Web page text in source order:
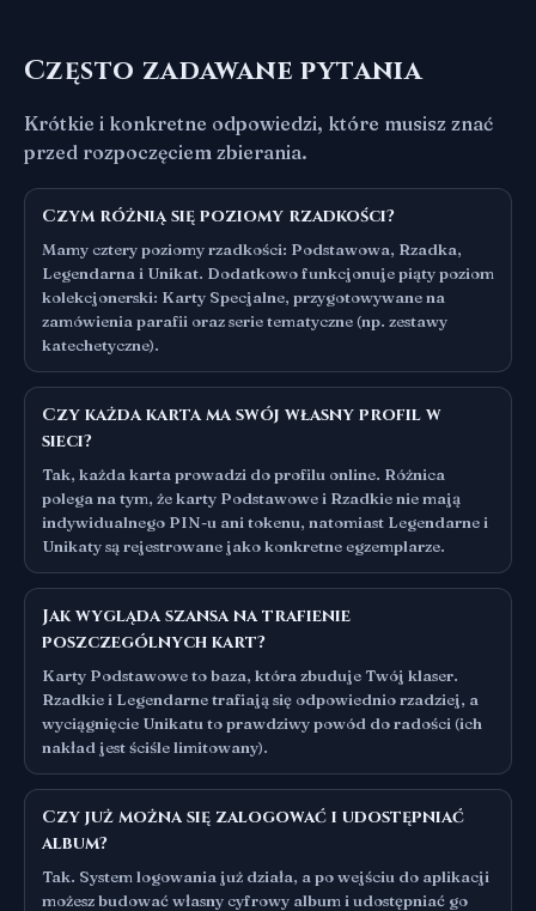
Często zadawane pytania
Krótkie i konkretne odpowiedzi, które musisz znać
przed rozpoczęciem zbierania.
Czym różnią się poziomy rzadkości?
Mamy cztery poziomy rzadkości: Podstawowa, Rzadka,
Legendarna i Unikat. Dodatkowo funkcjonuje piąty poziom
kolekcjonerski: Karty Specjalne, przygotowywane na
zamówienia parafii oraz serie tematyczne (np. zestawy
katechetyczne).
Czy każda karta ma swój własny profil w
sieci?
Tak, każda karta prowadzi do profilu online. Różnica
polega na tym, że karty Podstawowe i Rzadkie nie mają
indywidualnego PIN-u ani tokenu, natomiast Legendarne i
Unikaty są rejestrowane jako konkretne egzemplarze.
Jak wygląda szansa na trafienie
poszczególnych kart?
Karty Podstawowe to baza, która zbuduje Twój klaser.
Rzadkie i Legendarne trafiają się odpowiednio rzadziej, a
wyciągnięcie Unikatu to prawdziwy powód do radości (ich
nakład jest ściśle limitowany).
Czy już można się zalogować i udostępniać
album?
Tak. System logowania już działa, a po wejściu do aplikacji
możesz budować własny cyfrowy album i udostępniać go